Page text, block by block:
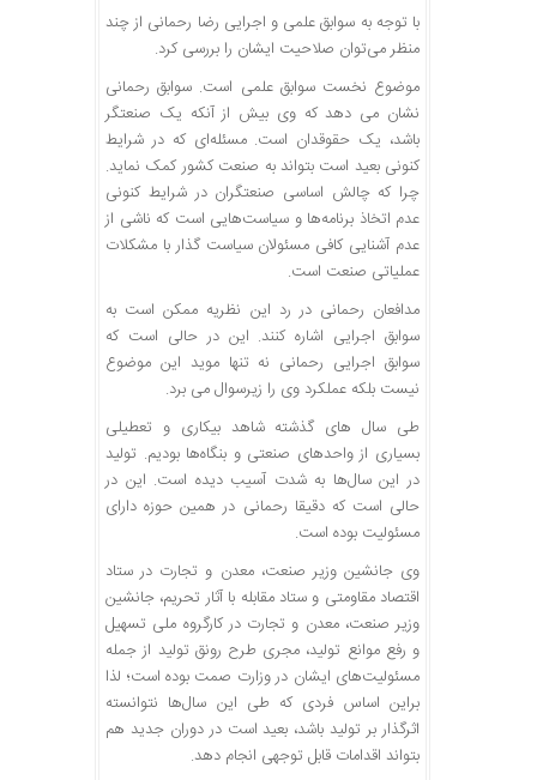
با توجه به سوابق علمی و اجرایی رضا رحمانی از چند
منظر می‌توان صلاحیت ایشان را بررسی کرد.
موضوع نخست سوابق علمی است. سوابق رحمانی
نشان می دهد که وی بیش از آنکه یک صنعتگر
باشد، یک حقوقدان است. مسئله‌ای که در شرایط
کنونی بعید است بتواند به صنعت کشور کمک نماید.
چرا که چالش اساسی صنعتگران در شرایط کنونی
عدم اتخاذ برنامه‌ها و سیاست‌هایی است که ناشی از
عدم آشنایی کافی مسئولان سیاست گذار با مشکلات
عملیاتی صنعت است.
مدافعان رحمانی در رد این نظریه ممکن است به
سوابق اجرایی اشاره کنند. این در حالی است که
سوابق اجرایی رحمانی نه تنها موید این موضوع
نیست بلکه عملکرد وی را زیرسوال می برد.
طی سال های گذشته شاهد بیکاری و تعطیلی
بسیاری از واحدهای صنعتی و بنگاه‌ها بودیم. تولید
در این سال‌ها به شدت آسیب دیده است. این در
حالی است که دقیقا رحمانی در همین حوزه دارای
مسئولیت بوده است.
وی جانشین وزیر صنعت، معدن و تجارت در ستاد
اقتصاد مقاومتی و ستاد مقابله با آثار تحریم، جانشین
وزیر صنعت، معدن و تجارت در کارگروه ملی تسهیل
و رفع موانع تولید، مجری طرح رونق تولید از جمله
مسئولیت‌های ایشان در وزارت صمت بوده است؛ لذا
براین اساس فردی که طی این سال‌ها نتوانسته
اثرگذار بر تولید باشد، بعید است در دوران جدید هم
بتواند اقدامات قابل توجهی انجام دهد.